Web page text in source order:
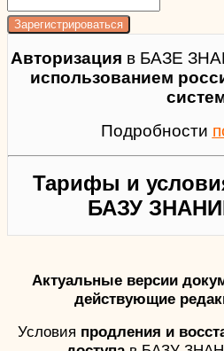
Авторизация в БАЗЕ
использованием
Подробности
Тарифы и
БАЗУ
Актуальные версии
действующие
Условия продления и